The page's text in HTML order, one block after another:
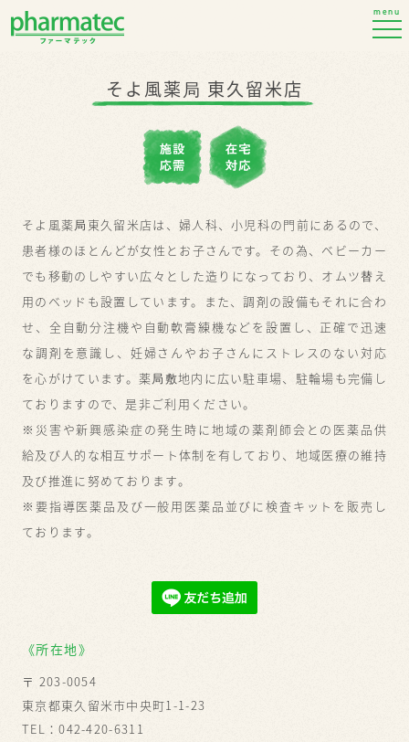
menu
そよ風薬局 東久留米店
そよ風薬局東久留米店は、婦人科、小児科の門前にあるので、
患者様のほとんどが女性とお子さんです。その為、ベビーカー
でも移動のしやすい広々とした造りになっており、オムツ替え
用のベッドも設置しています。また、調剤の設備もそれに合わ
せ、全自動分注機や自動軟膏練機などを設置し、正確で迅速
な調剤を意識し、妊婦さんやお子さんにストレスのない対応
を心がけています。薬局敷地内に広い駐車場、駐輪場も完備し
ておりますので、是非ご利用ください。
※災害や新興感染症の発生時に地域の薬剤師会との医薬品供
給及び人的な相互サポート体制を有しており、地域医療の維持
及び推進に努めております。
※要指導医薬品及び一般用医薬品並びに検査キットを販売し
ております。
《所在地》
〒 203-0054
東京都東久留米市中央町1-1-23
TEL：042-420-6311